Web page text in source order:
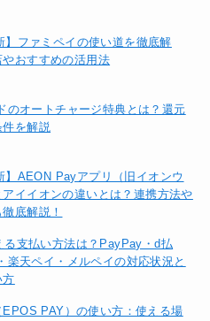
】ファミペイの使い道を徹底解
おすすめの活用法
のオートチャージ特典とは？還元
を解説
】AEON Payアプリ（旧イオンウ
アイイオンの違いとは？連携方法や
底解説！
る支払い方法は？PayPay・d払
楽天ペイ・メルペイの対応状況と
方
EPOS PAY）の使い方：使える場